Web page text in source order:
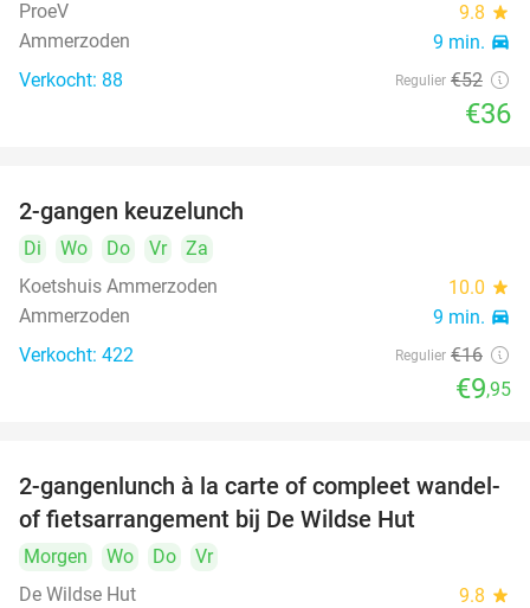
ProeV 9.8 star
Ammerzoden 9 min. directions_car
Verkocht: 88 Regulier €52
€36
2-gangen keuzelunch
Di Wo Do Vr
Za
Koetshuis Ammerzoden
10.0 star
Ammerzoden 9 min. directions_car
Verkocht: 422 Regulier €16
€9,95
34%
2-gangenlunch à la carte of compleet wandel-
of fietsarrangement bij De Wildse Hut
Morgen Wo Do
Vr
De Wildse Hut
9.8 star